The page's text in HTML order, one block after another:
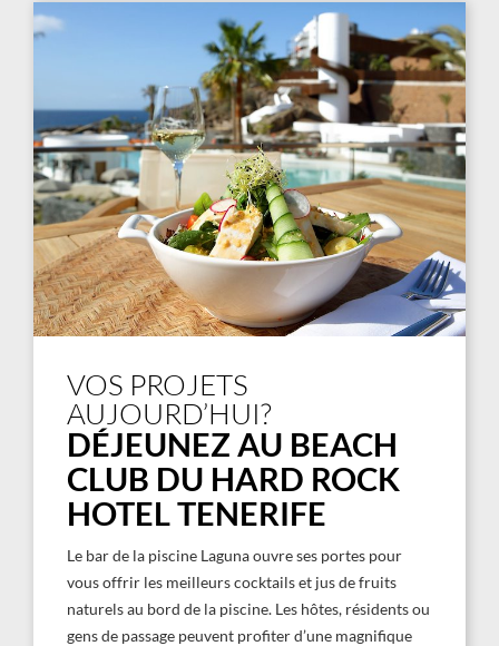
VOS PROJETS
AUJOURD’HUI?
DÉJEUNEZ AU BEACH
CLUB DU HARD ROCK
HOTEL TENERIFE
Le bar de la piscine Laguna ouvre ses portes pour
vous offrir les meilleurs cocktails et jus de fruits
naturels au bord de la piscine. Les hôtes, résidents ou
gens de passage peuvent profiter d’une magnifique